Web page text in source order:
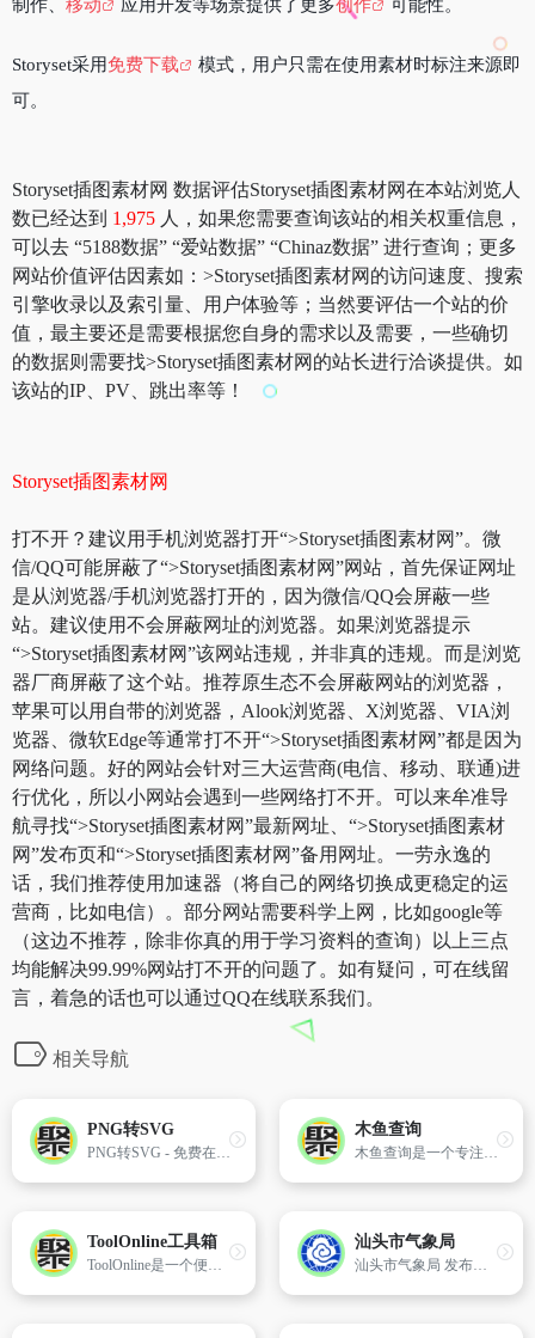
制作、 移动 应用开发等场景提供了更多创作 可能性。
Storyset采用免费下载
模式，用户只需在使用素材时标注来源即
可。
Storyset插图素材网 数据评估Storyset插图素材网在本站浏览人
数已经达到 1,975 人，如果您需要查询该站的相关权重信息，
可以去 “5188数据” “爱站数据” “Chinaz数据” 进行查询；更多
网站价值评估因素如：>Storyset插图素材网的访问速度、搜索
引擎收录以及索引量、用户体验等；当然要评估一个站的价
值，最主要还是需要根据您自身的需求以及需要，一些确切
的数据则需要找>Storyset插图素材网的站长进行洽谈提供。如
该站的IP、PV、跳出率等！
Storyset插图素材网
打不开？建议用手机浏览器打开“>Storyset插图素材网”。微
信/QQ可能屏蔽了“>Storyset插图素材网”网站，首先保证网址
是从浏览器/手机浏览器打开的，因为微信/QQ会屏蔽一些
站。建议使用不会屏蔽网址的浏览器。如果浏览器提示
“>Storyset插图素材网”该网站违规，并非真的违规。而是浏览
器厂商屏蔽了这个站。推荐原生态不会屏蔽网站的浏览器，
苹果可以用自带的浏览器，Alook浏览器、X浏览器、VIA浏
览器、微软Edge等通常打不开“>Storyset插图素材网”都是因为
网络问题。好的网站会针对三大运营商(电信、移动、联通)进
行优化，所以小网站会遇到一些网络打不开。可以来牟准导
航寻找“>Storyset插图素材网”最新网址、“>Storyset插图素材
网”发布页和“>Storyset插图素材网”备用网址。一劳永逸的
话，我们推荐使用加速器（将自己的网络切换成更稳定的运
营商，比如电信）。部分网站需要科学上网，比如google等
（这边不推荐，除非你真的用于学习资料的查询）以上三点
均能解决99.99%网站打不开的问题了。如有疑问，可在线留
言，着急的话也可以通过QQ在线联系我们。
相关导航
PNG转SVG
PNG转SVG - 免费在线转换PNG(Portable Network Graphics)文件到SVG(Scalable Vector Graphics)文件 - 在线转换图像文件。
木鱼查询
木鱼查询是一个专注于提供高质量在线查询和计算工具的平台。我们致力于为用户提供涵盖多个领域的便捷服务，包括但不限于数学、金融、健身、工程及计算机科学等。
ToolOnline工具箱
ToolOnline是一个便捷、高效在线工具箱，旨在满足用户在健康查询、生活查询、娱乐、办公、图像处理、视频音频编辑、代码编写、学习等多样化需求。
汕头市气象局
汕头市气象局 发布汕头市气象局相关信息。